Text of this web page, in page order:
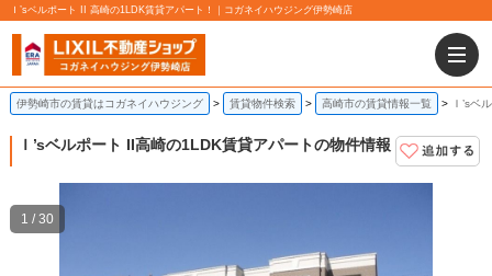
Ｉ’sベルポート II 高崎の1LDK賃貸アパート！｜コガネイハウジング伊勢崎店
伊勢崎市の賃貸はコガネイハウジング 賃貸物件検索 高崎市の賃貸情報一覧 Ｉ’sベ
Ｉ’sベルポート II高崎の1LDK賃貸アパートの物件情報
1 / 30